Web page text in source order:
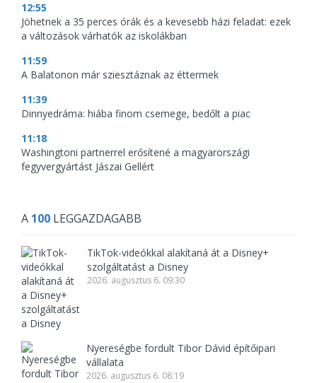
12:55
Jöhetnek a 35 perces órák és a kevesebb házi feladat: ezek
a változások várhatók az iskolákban
11:59
A Balatonon már sziesztáznak az éttermek
11:39
Dinnyedráma: hiába finom csemege, bedőlt a piac
11:18
Washingtoni partnerrel erősítené a magyarországi
fegyvergyártást Jászai Gellért
A 100 LEGGAZDAGABB
TikTok-videókkal alakítaná át a Disney+
szolgáltatást a Disney
2026. augusztus 6. 09:30
Nyereségbe fordult Tibor Dávid építőipari
vállalata
2026. augusztus 6. 08:19